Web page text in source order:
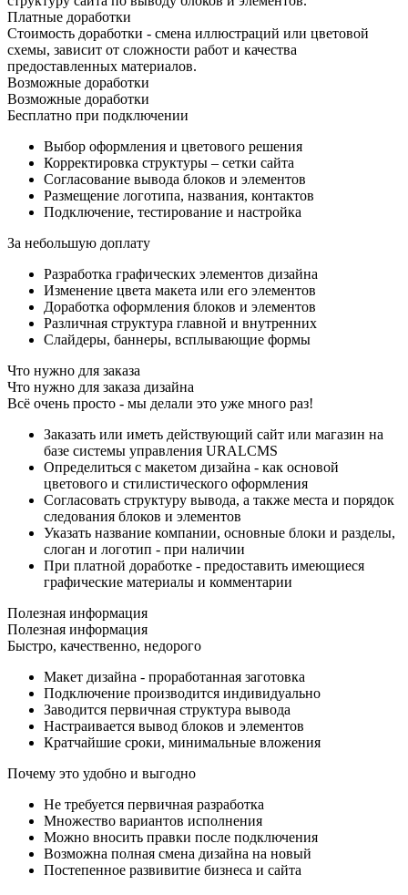
Платные доработки
Стоимость доработки - смена иллюстраций или цветовой
схемы, зависит от сложности работ и качества
предоставленных материалов.
Возможные доработки
Возможные доработки
Бесплатно при подключении
Выбор оформления и цветового решения
Корректировка структуры – сетки сайта
Согласование вывода блоков и элементов
Размещение логотипа, названия, контактов
Подключение, тестирование и настройка
За небольшую доплату
Разработка графических элементов дизайна
Изменение цвета макета или его элементов
Доработка оформления блоков и элементов
Различная структура главной и внутренних
Слайдеры, баннеры, всплывающие формы
Что нужно для заказа
Что нужно для заказа дизайна
Всё очень просто - мы делали это уже много раз!
Заказать или иметь действующий сайт или магазин на
базе системы управления URALCMS
Определиться с макетом дизайна - как основой
цветового и стилистического оформления
Согласовать структуру вывода, а также места и порядок
следования блоков и элементов
Указать название компании, основные блоки и разделы,
слоган и логотип - при наличии
При платной доработке - предоставить имеющиеся
графические материалы и комментарии
Полезная информация
Полезная информация
Быстро, качественно, недорого
Макет дизайна - проработанная заготовка
Подключение производится индивидуально
Заводится первичная структура вывода
Настраивается вывод блоков и элементов
Кратчайшие сроки, минимальные вложения
Почему это удобно и выгодно
Не требуется первичная разработка
Множество вариантов исполнения
Можно вносить правки после подключения
Возможна полная смена дизайна на новый
Постепенное развивитие бизнеса и сайта